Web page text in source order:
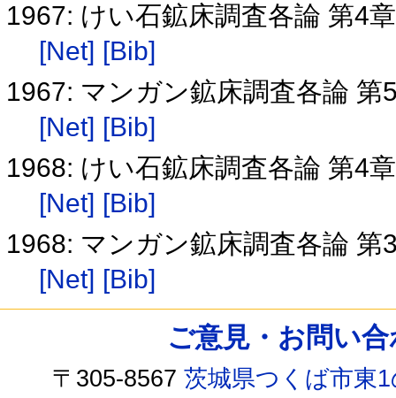
1967: けい石鉱床調査各論 第4
[Net] [Bib]
1967: マンガン鉱床調査各論 第
[Net] [Bib]
1968: けい石鉱床調査各論 第4
[Net] [Bib]
1968: マンガン鉱床調査各論 第
[Net] [Bib]
ご意見・お問い
〒305-8567茨城県つくば市東